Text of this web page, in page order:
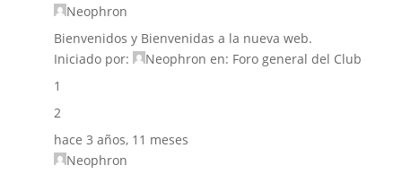
Neophron
Bienvenidos y Bienvenidas a la nueva web.
Iniciado por:
Neophron en: Foro general del Club
1
2
hace 3 años, 11 meses
Neophron